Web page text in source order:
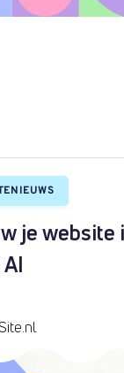
je website